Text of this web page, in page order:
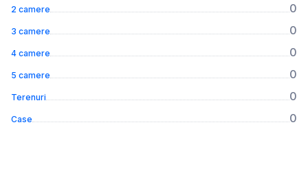
2 camere 0
3 camere 0
4 camere 0
5 camere 0
Terenuri 0
Case 0